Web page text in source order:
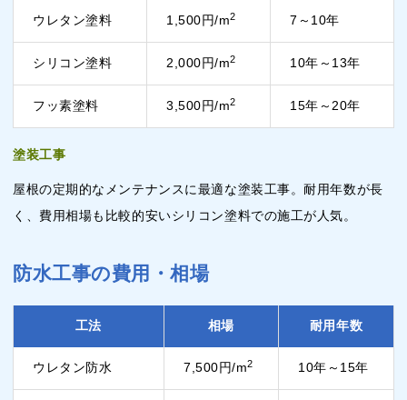
ウレタン塗料 1,500円/m2 7～10年
シリコン塗料 2,000円/m2 10年～13年
フッ素塗料 3,500円/m2 15年～20年
塗装工事
屋根の定期的なメンテナンスに最適な塗装工事。耐用年数が長
く、費用相場も比較的安いシリコン塗料での施工が人気。
防水工事の費用・相場
工法 相場 耐用年数
ウレタン防水 7,500円/m2 10年～15年